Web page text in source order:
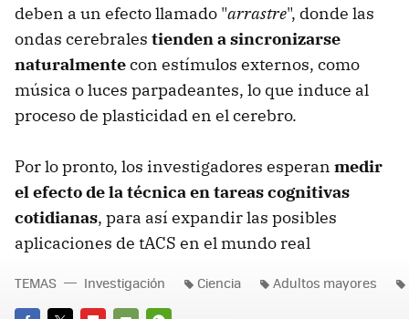
deben a un efecto llamado "arrastre", donde las
ondas cerebrales tienden a sincronizarse
naturalmentecon estímulos externos, como
música o luces parpadeantes, lo que induce al
proceso de plasticidad en el cerebro.
Por lo pronto, los investigadores esperan medir
el efecto de la técnica en tareas cognitivas
cotidianas, para así expandir las posibles
aplicaciones de tACS en el mundo real
TEMAS Investigación Ciencia Adultos mayores